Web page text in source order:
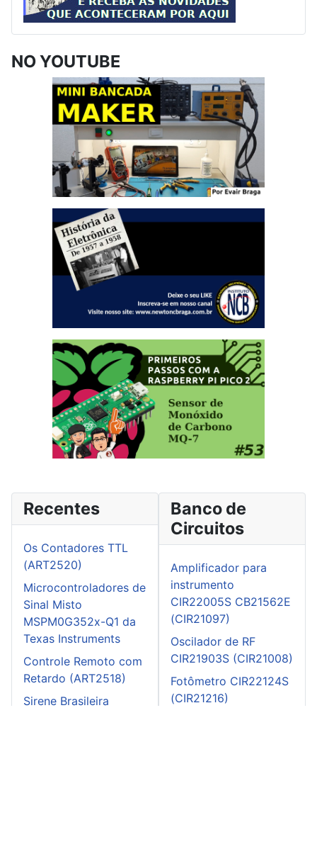
NO YOUTUBE
Recentes
Os Contadores TTL
(ART2520)
Microcontroladores de
Sinal Misto
MSPM0G352x-Q1 da
Texas Instruments
Controle Remoto com
Retardo (ART2518)
Sirene Brasileira
Banco de
Circuitos
Amplificador para
instrumento
CIR22005S CB21562E
(CIR21097)
Oscilador de RF
CIR21903S (CIR21008)
Fotômetro CIR22124S
(CIR21216)